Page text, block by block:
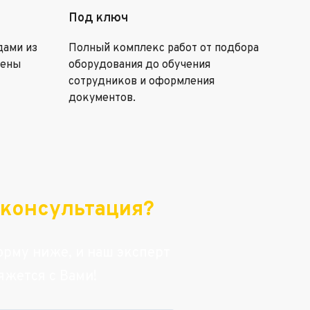
из
Под ключ
Полный комплекс работ от подбора
оборудования до обучения
сотрудников и оформления
документов.